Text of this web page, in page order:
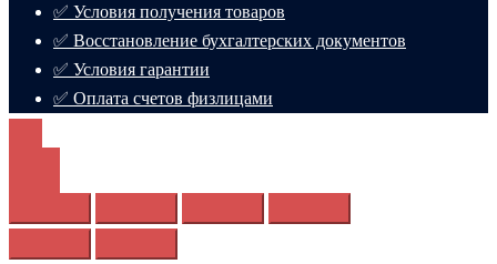
✅ Условия получения товаров
✅ Восстановление бухгалтерских документов
✅ Условия гарантии
✅ Оплата счетов физлицами